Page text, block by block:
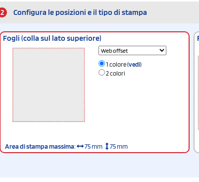
2 Configura le posizioni e il tipo di stampa
Fogli (colla sul lato superiore)
1 colore(vedi)
2 colori
Area di stampa massima: 75 mm 75 mm